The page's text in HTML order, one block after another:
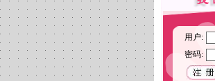
用户:
密码: